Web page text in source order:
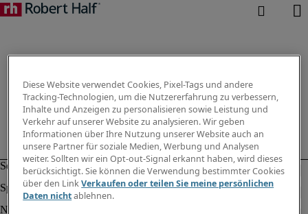
Diese Website verwendet Cookies, Pixel-Tags und andere
Tracking-Technologien, um die Nutzererfahrung zu verbessern,
Inhalte und Anzeigen zu personalisieren sowie Leistung und
Verkehr auf unserer Website zu analysieren. Wir geben
Informationen über Ihre Nutzung unserer Website auch an
unsere Partner für soziale Medien, Werbung und Analysen
weiter. Sollten wir ein Opt-out-Signal erkannt haben, wird dieses
berücksichtigt. Sie können die Verwendung bestimmter Cookies
über den LinkVerkaufen oder teilen Sie meine persönlichen
Daten nichtablehnen.